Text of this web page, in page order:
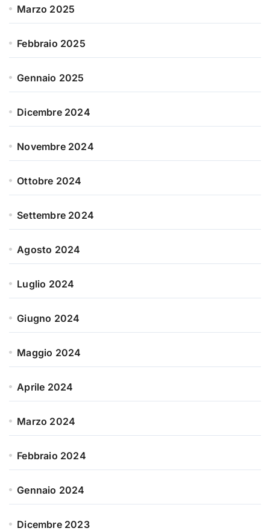
Marzo 2025
Febbraio 2025
Gennaio 2025
Dicembre 2024
Novembre 2024
Ottobre 2024
Settembre 2024
Agosto 2024
Luglio 2024
Giugno 2024
Maggio 2024
Aprile 2024
Marzo 2024
Febbraio 2024
Gennaio 2024
Dicembre 2023